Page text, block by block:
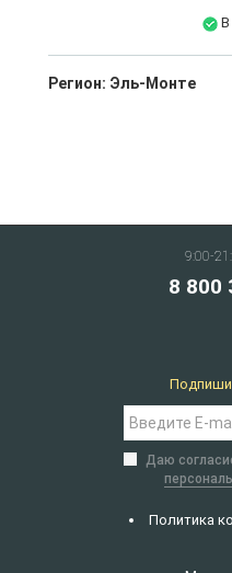
В
Регион: Эль-Монте
9:00-
8 800
Политика
Даю